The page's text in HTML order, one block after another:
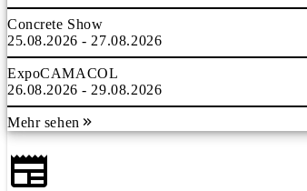
Concrete Show
25.08.2026 - 27.08.2026
ExpoCAMACOL
26.08.2026 - 29.08.2026
Mehr sehen